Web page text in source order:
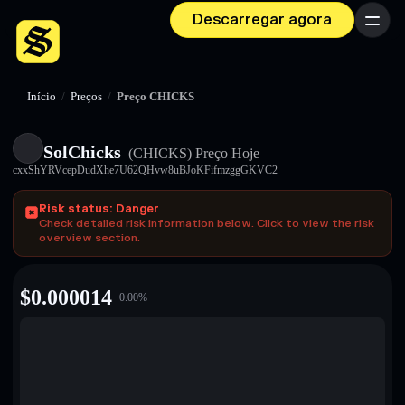
Descarregar agora Menu
Início / Preços / Preço CHICKS
SolChicks (CHICKS) Preço Hoje
cxxShYRVcepDudXhe7U62QHvw8uBJoKFifmzggGKVC2
Risk status: Danger
Check detailed risk information below. Click to view the risk
overview section.
$0.000014 0.00%